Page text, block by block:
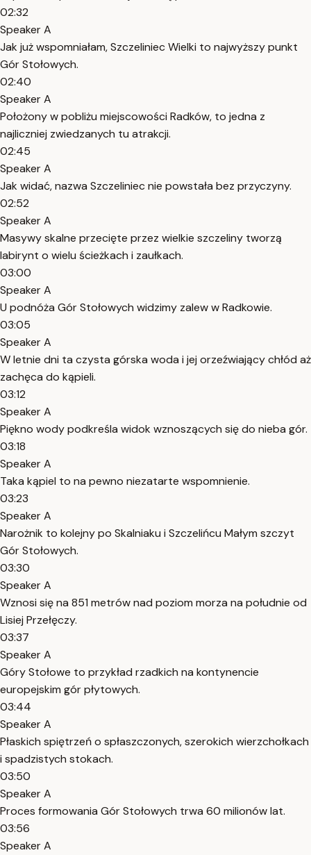
02:32
Speaker A
Jak już wspomniałam, Szczeliniec Wielki to najwyższy punkt
Gór Stołowych.
02:40
Speaker A
Położony w pobliżu miejscowości Radków, to jedna z
najliczniej zwiedzanych tu atrakcji.
02:45
Speaker A
Jak widać, nazwa Szczeliniec nie powstała bez przyczyny.
02:52
Speaker A
Masywy skalne przecięte przez wielkie szczeliny tworzą
labirynt o wielu ścieżkach i zaułkach.
03:00
Speaker A
U podnóża Gór Stołowych widzimy zalew w Radkowie.
03:05
Speaker A
W letnie dni ta czysta górska woda i jej orzeźwiający chłód aż
zachęca do kąpieli.
03:12
Speaker A
Piękno wody podkreśla widok wznoszących się do nieba gór.
03:18
Speaker A
Taka kąpiel to na pewno niezatarte wspomnienie.
03:23
Speaker A
Narożnik to kolejny po Skalniaku i Szczelińcu Małym szczyt
Gór Stołowych.
03:30
Speaker A
Wznosi się na 851 metrów nad poziom morza na południe od
Lisiej Przełęczy.
03:37
Speaker A
Góry Stołowe to przykład rzadkich na kontynencie
europejskim gór płytowych.
03:44
Speaker A
Płaskich spiętrzeń o spłaszczonych, szerokich wierzchołkach
i spadzistych stokach.
03:50
Speaker A
Proces formowania Gór Stołowych trwa 60 milionów lat.
03:56
Speaker A